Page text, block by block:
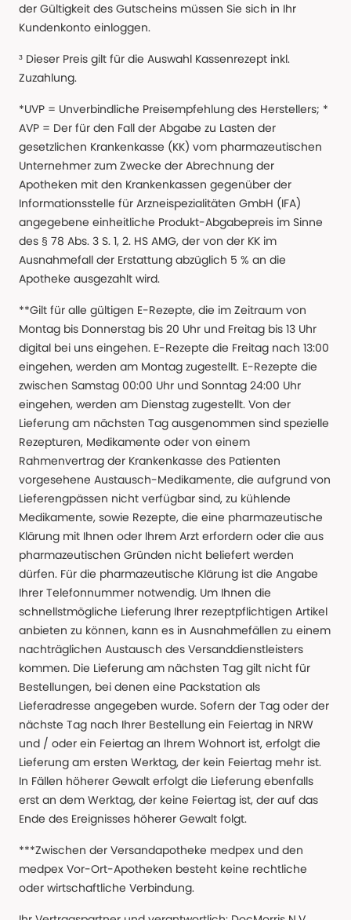
der Gültigkeit des Gutscheins müssen Sie sich in Ihr
Kundenkonto einloggen.
³ Dieser Preis gilt für die Auswahl Kassenrezept inkl.
Zuzahlung.
*UVP = Unverbindliche Preisempfehlung des Herstellers; *
AVP = Der für den Fall der Abgabe zu Lasten der
gesetzlichen Krankenkasse (KK) vom pharmazeutischen
Unternehmer zum Zwecke der Abrechnung der
Apotheken mit den Krankenkassen gegenüber der
Informationsstelle für Arzneispezialitäten GmbH (IFA)
angegebene einheitliche Produkt-Abgabepreis im Sinne
des § 78 Abs. 3 S. 1, 2. HS AMG, der von der KK im
Ausnahmefall der Erstattung abzüglich 5 % an die
Apotheke ausgezahlt wird.
**Gilt für alle gültigen E-Rezepte, die im Zeitraum von
Montag bis Donnerstag bis 20 Uhr und Freitag bis 13 Uhr
digital bei uns eingehen. E-Rezepte die Freitag nach 13:00
eingehen, werden am Montag zugestellt. E-Rezepte die
zwischen Samstag 00:00 Uhr und Sonntag 24:00 Uhr
eingehen, werden am Dienstag zugestellt. Von der
Lieferung am nächsten Tag ausgenommen sind spezielle
Rezepturen, Medikamente oder von einem
Rahmenvertrag der Krankenkasse des Patienten
vorgesehene Austausch-Medikamente, die aufgrund von
Lieferengpässen nicht verfügbar sind, zu kühlende
Medikamente, sowie Rezepte, die eine pharmazeutische
Klärung mit Ihnen oder Ihrem Arzt erfordern oder die aus
pharmazeutischen Gründen nicht beliefert werden
dürfen. Für die pharmazeutische Klärung ist die Angabe
Ihrer Telefonnummer notwendig. Um Ihnen die
schnellstmögliche Lieferung Ihrer rezeptpflichtigen Artikel
anbieten zu können, kann es in Ausnahmefällen zu einem
nachträglichen Austausch des Versanddienstleisters
kommen. Die Lieferung am nächsten Tag gilt nicht für
Bestellungen, bei denen eine Packstation als
Lieferadresse angegeben wurde. Sofern der Tag oder der
nächste Tag nach Ihrer Bestellung ein Feiertag in NRW
und / oder ein Feiertag an Ihrem Wohnort ist, erfolgt die
Lieferung am ersten Werktag, der kein Feiertag mehr ist.
In Fällen höherer Gewalt erfolgt die Lieferung ebenfalls
erst an dem Werktag, der keine Feiertag ist, der auf das
Ende des Ereignisses höherer Gewalt folgt.
***Zwischen der Versandapotheke medpex und den
medpex Vor-Ort-Apotheken besteht keine rechtliche
oder wirtschaftliche Verbindung.